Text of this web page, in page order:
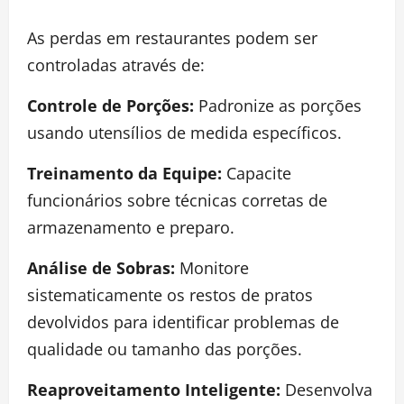
As perdas em restaurantes podem ser
controladas através de:
Controle de Porções: Padronize as porções
usando utensílios de medida específicos.
Treinamento da Equipe: Capacite
funcionários sobre técnicas corretas de
armazenamento e preparo.
Análise de Sobras: Monitore
sistematicamente os restos de pratos
devolvidos para identificar problemas de
qualidade ou tamanho das porções.
Reaproveitamento Inteligente: Desenvolva